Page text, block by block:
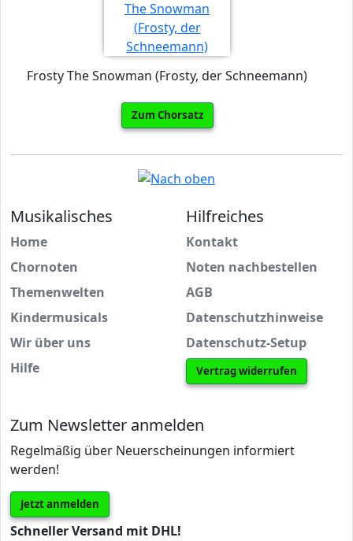
Frosty The Snowman (Frosty, der Schneemann)
Zum Chorsatz
Musikalisches
Home
Chornoten
Themenwelten
Kindermusicals
Wir über uns
Hilfe
Hilfreiches
Kontakt
Noten nachbestellen
AGB
Datenschutzhinweise
Datenschutz-Setup
Vertrag widerrufen
Zum Newsletter anmelden
Regelmäßig über Neuerscheinungen informiert
werden!
Jetzt anmelden
Schneller Versand mit DHL!